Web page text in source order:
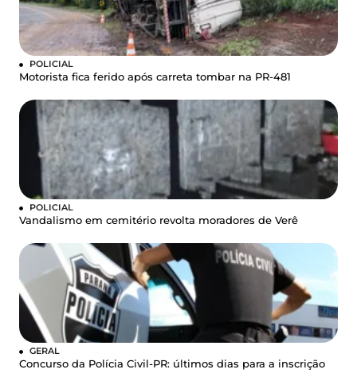
POLICIAL
Motorista fica ferido após carreta tombar na PR-481
POLICIAL
Vandalismo em cemitério revolta moradores de Verê
GERAL
Concurso da Polícia Civil-PR: últimos dias para a inscrição